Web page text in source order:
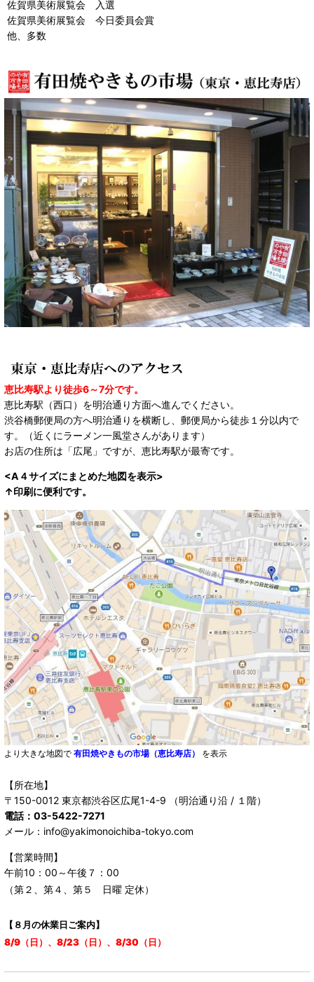
佐賀県美術展覧会 入選
佐賀県美術展覧会 今日委員会賞
他、多数
恵比寿駅より徒歩6～7分です。
恵比寿駅（西口）を明治通り方面へ進んでください。
渋谷橋郵便局の方へ明治通りを横断し、郵便局から徒歩１分以内で
す。（近くにラーメン一風堂さんがあります）
お店の住所は「広尾」ですが、恵比寿駅が最寄です。
<A４サイズにまとめた地図を表示>
↑印刷に便利です。
より大きな地図で 有田焼やきもの市場（恵比寿店） を表示
【所在地】
〒150-0012 東京都渋谷区広尾1-4-9 （明治通り沿 / １階）
電話：03-5422-7271
メール：info@yakimonoichiba-tokyo.com
【営業時間】
午前10：00～午後７：00
（第２、第４、第５ 日曜 定休）
【８月の休業日ご案内】
8/9（日）、8/23（日）、8/30（日）